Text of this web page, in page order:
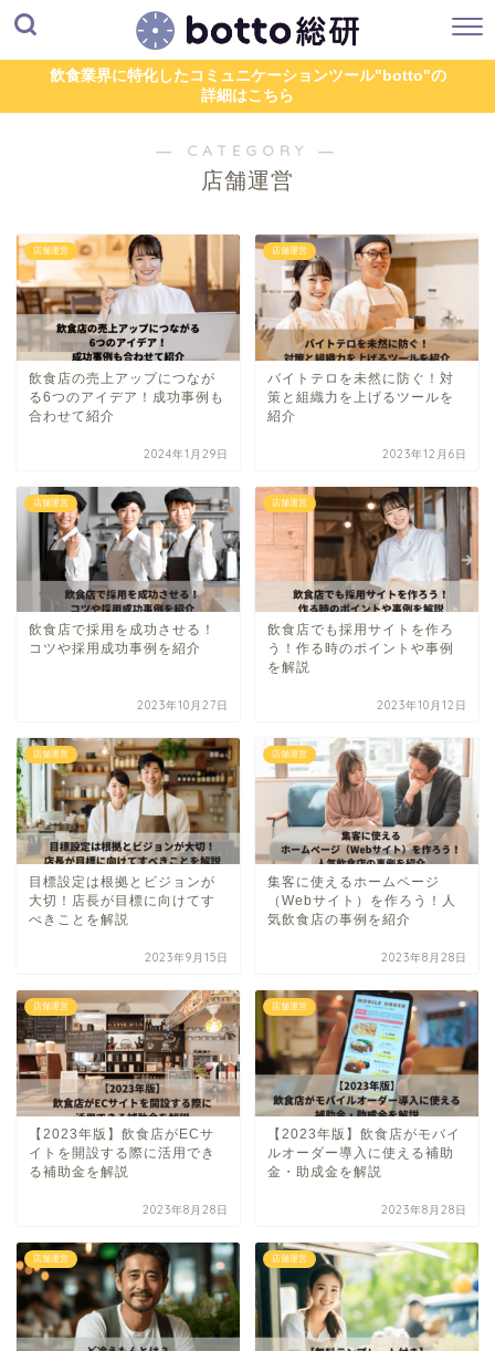
飲食業界に特化したコミュニケーションツール"botto"の
詳細はこちら
― CATEGORY ―
店舗運営
店舗運営
飲食店の売上アップにつなが
る6つのアイデア！成功事例も
合わせて紹介
2024年1月29日
店舗運営
バイトテロを未然に防ぐ！対
策と組織力を上げるツールを
紹介
2023年12月6日
店舗運営
飲食店で採用を成功させる！
コツや採用成功事例を紹介
2023年10月27日
店舗運営
飲食店でも採用サイトを作ろ
う！作る時のポイントや事例
を解説
2023年10月12日
店舗運営
目標設定は根拠とビジョンが
大切！店長が目標に向けてす
べきことを解説
2023年9月15日
店舗運営
集客に使えるホームページ
（Webサイト）を作ろう！人
気飲食店の事例を紹介
2023年8月28日
店舗運営
【2023年版】飲食店がECサ
イトを開設する際に活用でき
る補助金を解説
2023年8月28日
店舗運営
【2023年版】飲食店がモバイ
ルオーダー導入に使える補助
金・助成金を解説
2023年8月28日
店舗運営 店舗運営